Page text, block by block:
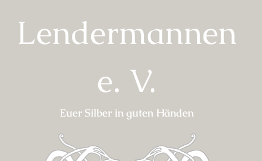
contentLendermannen
e. V.
Euer Silber in guten Händen